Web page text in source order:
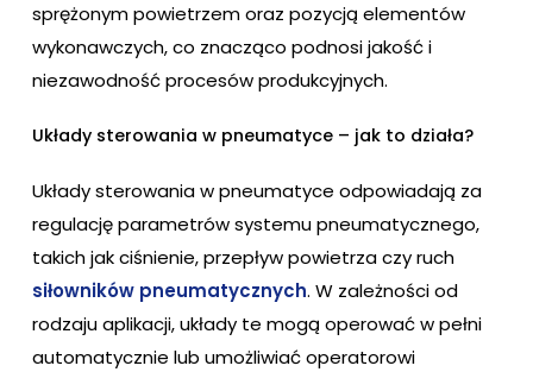
sprężonym powietrzem oraz pozycją elementów
wykonawczych, co znacząco podnosi jakość i
niezawodność procesów produkcyjnych.
Układy sterowania w pneumatyce – jak to działa?
Układy sterowania w pneumatyce odpowiadają za
regulację parametrów systemu pneumatycznego,
takich jak ciśnienie, przepływ powietrza czy ruch
siłowników pneumatycznych. W zależności od
rodzaju aplikacji, układy te mogą operować w pełni
automatycznie lub umożliwiać operatorowi